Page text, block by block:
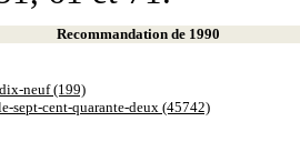
Recommandation de 1990
neuf (199)
sept-cent-quarante-deux (45742)